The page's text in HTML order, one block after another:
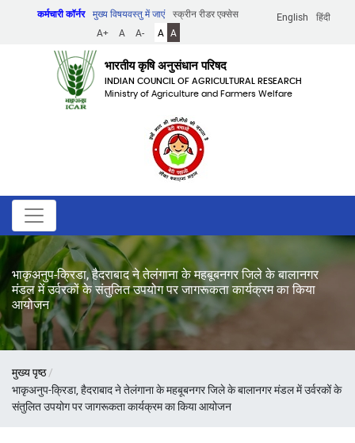
English हिंदी
कर्मचारी कॉर्नर मुख्य विषयवस्तु में जाएं
स्क्रीन रीडर एक्सेस
A+
A A- A A
भारतीय कृषि अनुसंधान परिषद
INDIAN COUNCIL OF AGRICULTURAL RESEARCH
Ministry of Agriculture and Farmers Welfare
भाकृअनुप-क्रिडा, हैदराबाद ने तेलंगाना के महबूबनगर जिले के बालानगर
मंडल में उर्वरकों के संतुलित उपयोग पर जागरूकता कार्यक्रम का किया
आयोजन
पग
चिन्ह
मुख्य पृष्ठ
भाकृअनुप-क्रिडा, हैदराबाद ने तेलंगाना के महबूबनगर जिले के बालानगर मंडल में उर्वरकों के
संतुलित उपयोग पर जागरूकता कार्यक्रम का किया आयोजन